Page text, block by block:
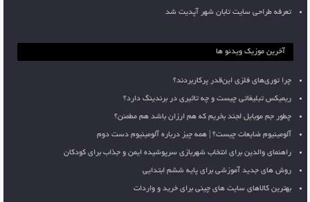
تعرفه طراحی سایت تابان شهر آپدیت شد
آخرین موزیک ویدئو ها
چرا توری‌های فلزی این‌قدر پرکاربردند؟
ریمیکس تبلیغاتی چیست و چه تاثیری در برندینگ دارد؟
چطور جم موبایل لجند بخریم که هم ارزان باشد هم مطمئن؟
آلومینیوم ضایعات چیست؟ | همه چیز درباره آلومینیوم دست دوم
راهنمای والدین برای انتخاب شهربازی سرپوشیده ایمن و جذاب برای کودکان
روش های جدید آموزشی برای پایه ششم ابتدایی
بهترین کالاهای سایت های چینی برای خرید و واردات